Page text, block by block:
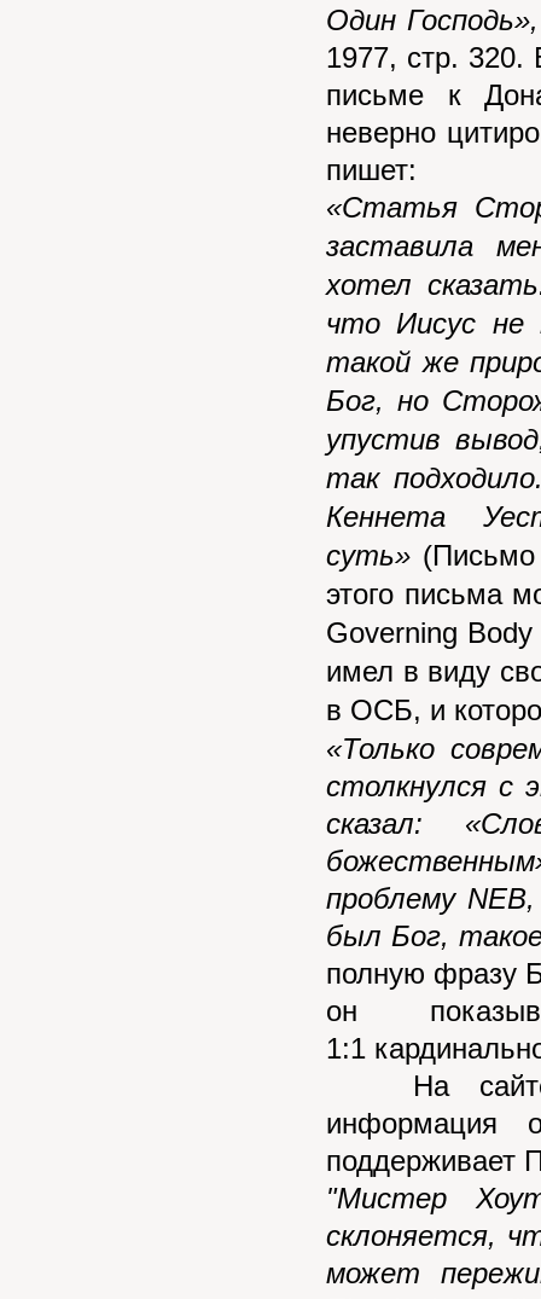
Один
1977, стр. 320.
письме к
неверно
пишет:
«Статья
заставила
хотел
что Иисус не
такой же
Бог, но
упустив
так
Кеннета
суть»
этого письма
Governing Body
имел в виду
в ОСБ, и
«Только
столкнулся с
сказал:
проблему
был Бог,
полную фразу
он
1:1
На сайте
поддерживает
"Мистер
склоняется,
может